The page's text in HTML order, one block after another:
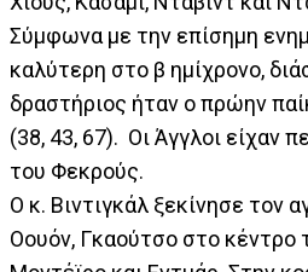
Σύμφωνα με την επίσημη
καλύτερη στο β ημίχρονο,
δραστήριος ήταν ο πρώην
(38, 43, 67). Οι Άγγλοι είχαν
του Φεκρούς.
Ο κ. Βιντιγκάλ ξεκίνησε τον
Οουόν, Γκαούτσο στο κέντρο